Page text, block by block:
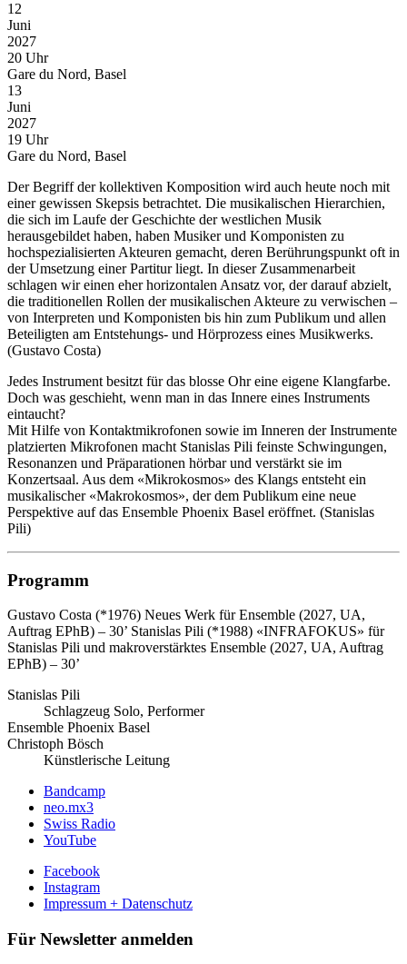
12
Juni
2027
20 Uhr
Gare du Nord, Basel
13
Juni
2027
19 Uhr
Gare du Nord, Basel
Der Begriff der kollektiven Komposition wird auch heute noch mit
einer gewissen Skepsis betrachtet. Die musikalischen Hierarchien,
die sich im Laufe der Geschichte der westlichen Musik
herausgebildet haben, haben Musiker und Komponisten zu
hochspezialisierten Akteuren gemacht, deren Berührungspunkt oft in
der Umsetzung einer Partitur liegt. In dieser Zusammenarbeit
schlagen wir einen eher horizontalen Ansatz vor, der darauf abzielt,
die traditionellen Rollen der musikalischen Akteure zu verwischen –
von Interpreten und Komponisten bis hin zum Publikum und allen
Beteiligten am Entstehungs- und Hörprozess eines Musikwerks.
(Gustavo Costa)
Jedes Instrument besitzt für das blosse Ohr eine eigene Klangfarbe.
Doch was geschieht, wenn man in das Innere eines Instruments
eintaucht?
Mit Hilfe von Kontaktmikrofonen sowie im Inneren der Instrumente
platzierten Mikrofonen macht Stanislas Pili feinste Schwingungen,
Resonanzen und Präparationen hörbar und verstärkt sie im
Konzertsaal. Aus dem «Mikrokosmos» des Klangs entsteht ein
musikalischer «Makrokosmos», der dem Publikum eine neue
Perspektive auf das Ensemble Phoenix Basel eröffnet. (Stanislas
Pili)
Programm
Gustavo Costa (*1976) Neues Werk für Ensemble (2027, UA,
Auftrag EPhB) – 30’ Stanislas Pili (*1988) «INFRAFOKUS» für
Stanislas Pili und makroverstärktes Ensemble (2027, UA, Auftrag
EPhB) – 30’
Stanislas Pili
Schlagzeug Solo, Performer
Ensemble Phoenix Basel
Christoph Bösch
Künstlerische Leitung
Bandcamp
neo.mx3
Swiss Radio
YouTube
Facebook
Instagram
Impressum + Datenschutz
Für Newsletter anmelden